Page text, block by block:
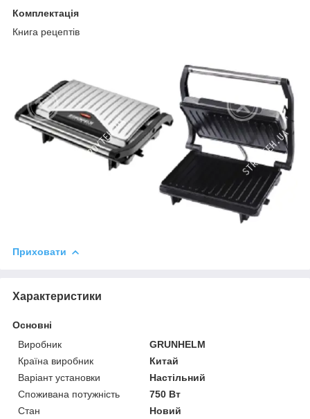
Комплектація
Книга рецептів
Приховати
Характеристики
Основні
Виробник
GRUNHELM
Країна виробник
Китай
Варіант установки
Настільний
Споживана потужність
750 Вт
Стан
Новий